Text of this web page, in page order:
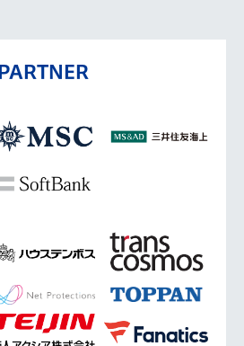
PARTNER